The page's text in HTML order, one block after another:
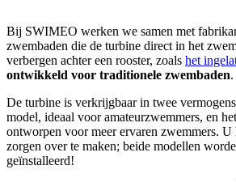
Bij SWIMEO werken we samen met
zwembaden die de turbine direct in het
verbergen achter een rooster, zoals het
ontwikkeld voor traditionele zwembaden.
De turbine is verkrijgbaar in twee
model, ideaal voor amateurzwemmers, en
ontworpen voor meer ervaren zwemmers. U
zorgen over te maken; beide modellen
geïnstalleerd!